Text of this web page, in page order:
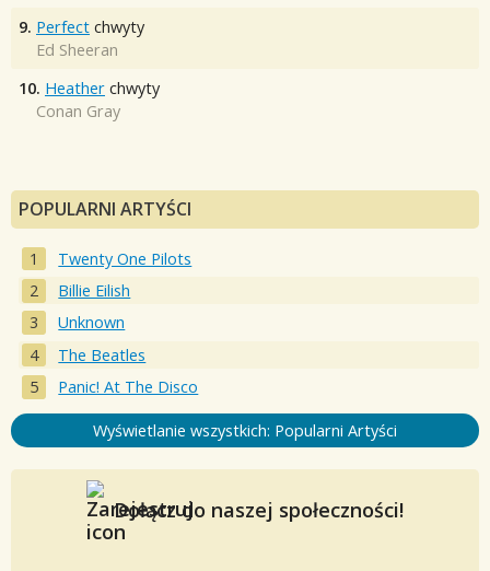
9. Perfect chwyty
Ed Sheeran
10. Heather chwyty
Conan Gray
POPULARNI ARTYŚCI
Twenty One Pilots
Billie Eilish
Unknown
The Beatles
Panic! At The Disco
Wyświetlanie wszystkich: Popularni Artyści
Dołącz do naszej społeczności!